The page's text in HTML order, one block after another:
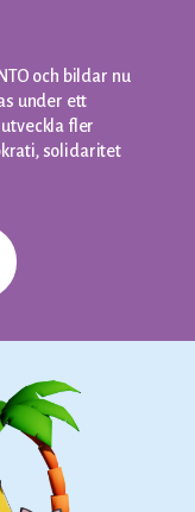
och bildar nu
under ett
fler
solidaritet